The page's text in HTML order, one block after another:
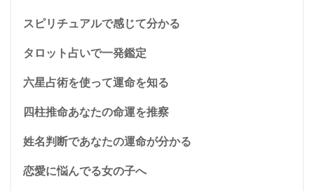
スピリチュアルで感じて分かる
タロット占いで一発鑑定
六星占術を使って運命を知る
四柱推命あなたの命運を推察
姓名判断であなたの運命が分かる
恋愛に悩んでる女の子へ